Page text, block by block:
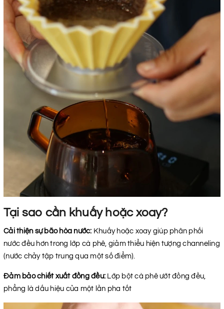
Tại sao cần khuấy hoặc xoay?
Cải thiện sự bão hòa nước: Khuấy hoặc xoay giúp phân phối
nước đều hơn trong lớp cà phê, giảm thiểu hiện tượng channeling
(nước chảy tập trung qua một số điểm).
Đảm bảo chiết xuất đồng đều: Lớp bột cà phê ướt đồng đều,
phẳng là dấu hiệu của một lần pha tốt